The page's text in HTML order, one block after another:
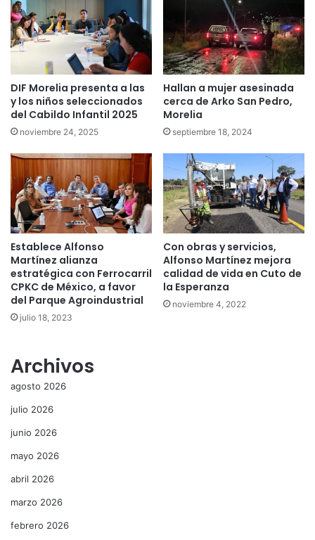
DIF Morelia presenta a las
y los niños seleccionados
del Cabildo Infantil 2025
noviembre 24, 2025
Hallan a mujer asesinada
cerca de Arko San Pedro,
Morelia
septiembre 18, 2024
Establece Alfonso
Martínez alianza
estratégica con Ferrocarril
CPKC de México, a favor
del Parque Agroindustrial
julio 18, 2023
Con obras y servicios,
Alfonso Martínez mejora
calidad de vida en Cuto de
la Esperanza
noviembre 4, 2022
Archivos
agosto 2026
julio 2026
junio 2026
mayo 2026
abril 2026
marzo 2026
febrero 2026